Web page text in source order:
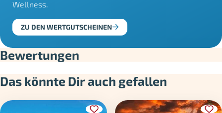
Wellness.
ZU DEN WERTGUTSCHEINEN
Bewertungen
Das könnte Dir auch gefallen